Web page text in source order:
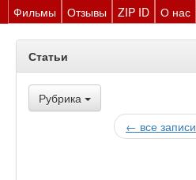
Фильмы
Отзывы ZIP ID О нас
Статьи
Рубрика
← все записи